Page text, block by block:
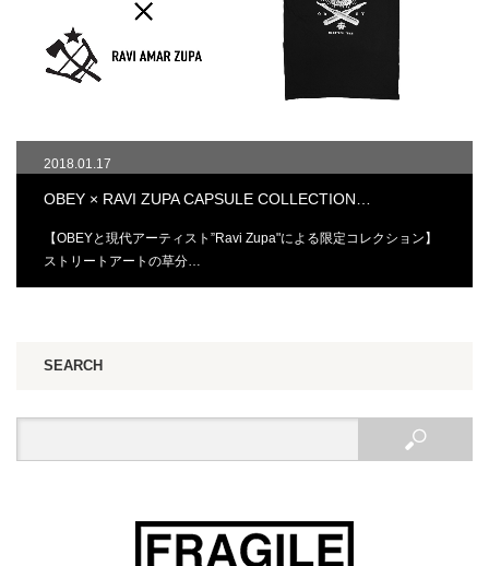
2018.01.17
OBEY × RAVI ZUPA CAPSULE COLLECTION…
【OBEYと現代アーティスト”Ravi Zupa"による限定コレクション】
ストリートアートの草分…
SEARCH